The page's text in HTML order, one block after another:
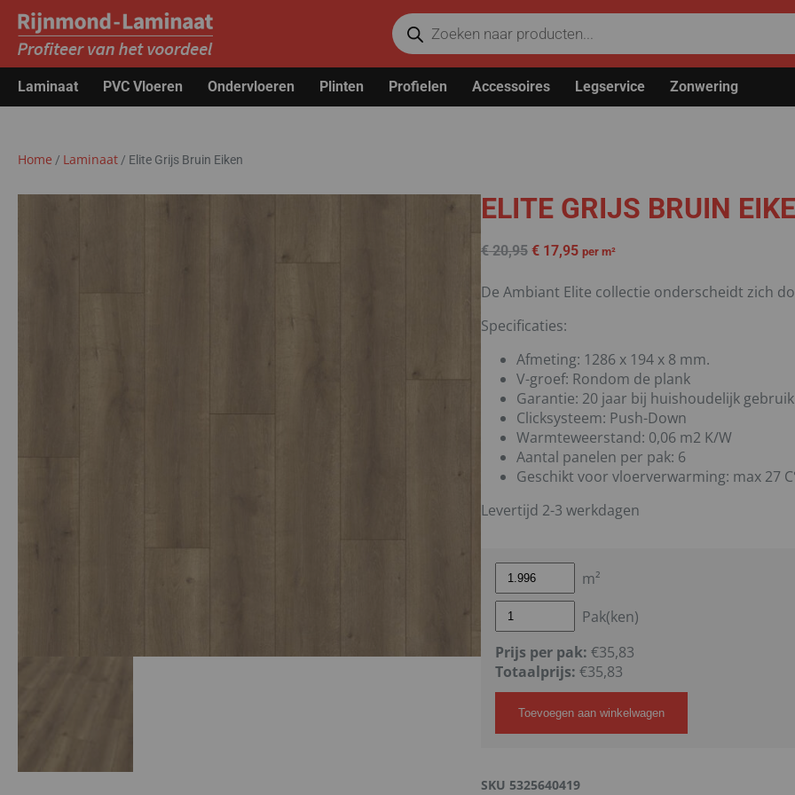
Laminaat PVC Vloeren Ondervloeren Plinten Profielen Accessoires Legservice Zonwering
Home / Laminaat / Elite Grijs Bruin Eiken
ELITE GRIJS BRUIN
€20,95 €17,95 per m²
De Ambiant Elite collectie onderscheidt zich
Specificaties:
Afmeting: 1286 x 194 x 8 mm.
V-groef: Rondom de plank
Garantie: 20 jaar bij huishoudelijk gebruik
Clicksysteem: Push-Down
Warmteweerstand: 0,06 m2 K/W
Aantal panelen per pak: 6
Geschikt voor vloerverwarming: max 27
Levertijd 2-3 werkdagen
m²
Pak(ken)
Prijs per pak: €35,83
Totaalprijs: €35,83
Toevoegen aan winkelwagen
SKU 5325640419